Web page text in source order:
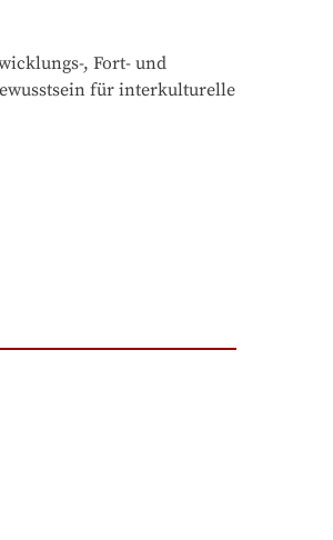
, Fort- und
für interkulturelle